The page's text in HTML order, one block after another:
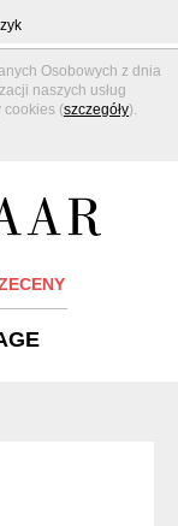
Osobowych z dnia
naszych usług
cookies (szczegóły).